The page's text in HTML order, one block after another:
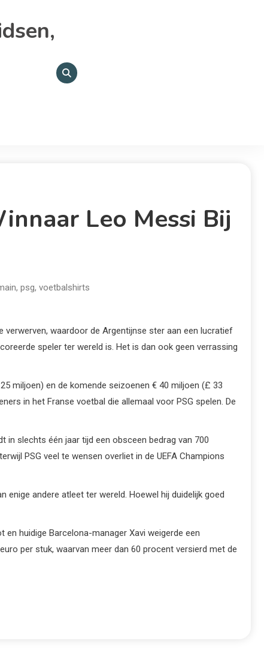
Leo Messi Bij
, psg, voetbalshirts
verwerven, waardoor de Argentijnse ster aan een lucratief
speler ter wereld is. Het is dan ook geen verrassing
miljoen) en de komende seizoenen € 40 miljoen (£ 33
in het Franse voetbal die allemaal voor PSG spelen. De
in slechts één jaar tijd een obsceen bedrag van 700
PSG veel te wensen overliet in de UEFA Champions
andere atleet ter wereld. Hoewel hij duidelijk goed
huidige Barcelona-manager Xavi weigerde een
per stuk, waarvan meer dan 60 procent versierd met de